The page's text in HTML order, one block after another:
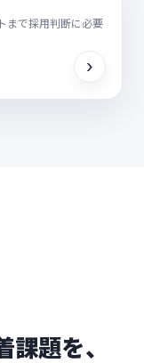
まで採用判断に必要
›
題を、